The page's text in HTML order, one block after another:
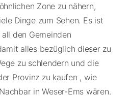
Zone zu nähern,
Dinge zum Sehen. Es ist
den Gemeinden
alles bezüglich dieser zu
zu schlendern und die
Provinz zu kaufen , wie
in Weser-Ems wären.